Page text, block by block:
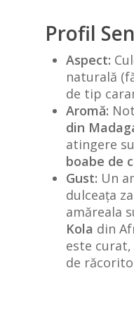
Profil
Aspect:
naturală
de tip
Aromă:
din
atingere
boabe de
Gust: Un
dulceața
amăreala
Kola din
este
de